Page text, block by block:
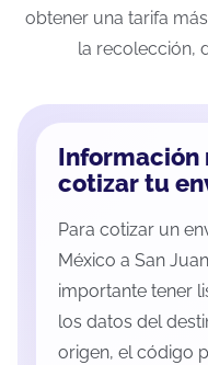
obtener una tarifa
la recolección,
cotizar tu
Para cotizar un
México a San
importante tener
los datos del
origen, el código